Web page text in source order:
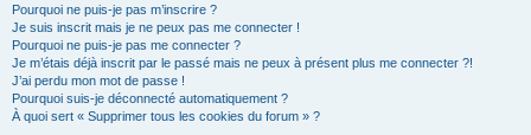
Pourquoi ne puis-je pas m’inscrire ?
Je suis inscrit mais je ne peux pas me connecter !
Pourquoi ne puis-je pas me connecter ?
Je m’étais déjà inscrit par le passé mais ne peux à présent plus me connecter ?!
J’ai perdu mon mot de passe !
Pourquoi suis-je déconnecté automatiquement ?
À quoi sert « Supprimer tous les cookies du forum » ?